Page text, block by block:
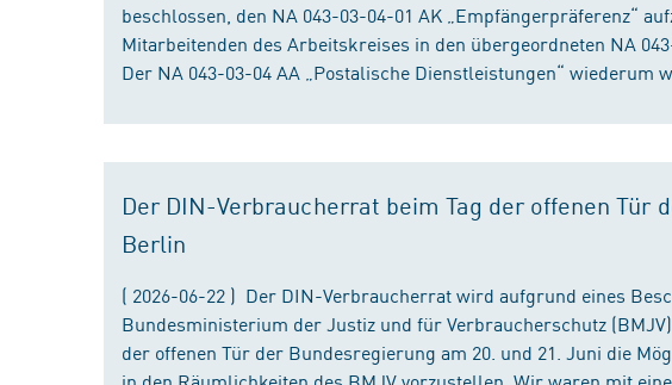
beschlossen, den NA 043-03-04-01 AK „Empfängerpräferenz“
Mitarbeitenden des Arbeitskreises in den übergeordneten NA
Der NA 043-03-04 AA „Postalische Dienstleistungen“ wiederum
Der DIN-Verbraucherrat beim Tag der offenen Tür
Berlin
( 2026-06-22 ) Der DIN-Verbraucherrat wird aufgrund eines
Bundesministerium der Justiz und für Verbraucherschutz
der offenen Tür der Bundesregierung am 20. und 21. Juni die